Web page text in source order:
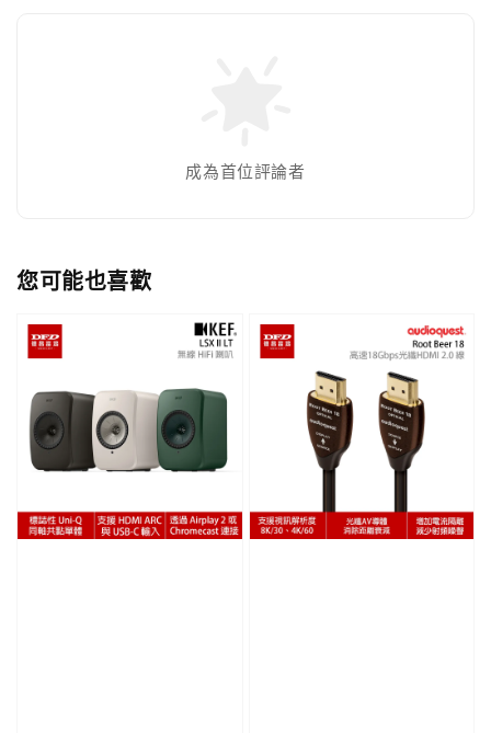
成為首位評論者
您可能也喜歡